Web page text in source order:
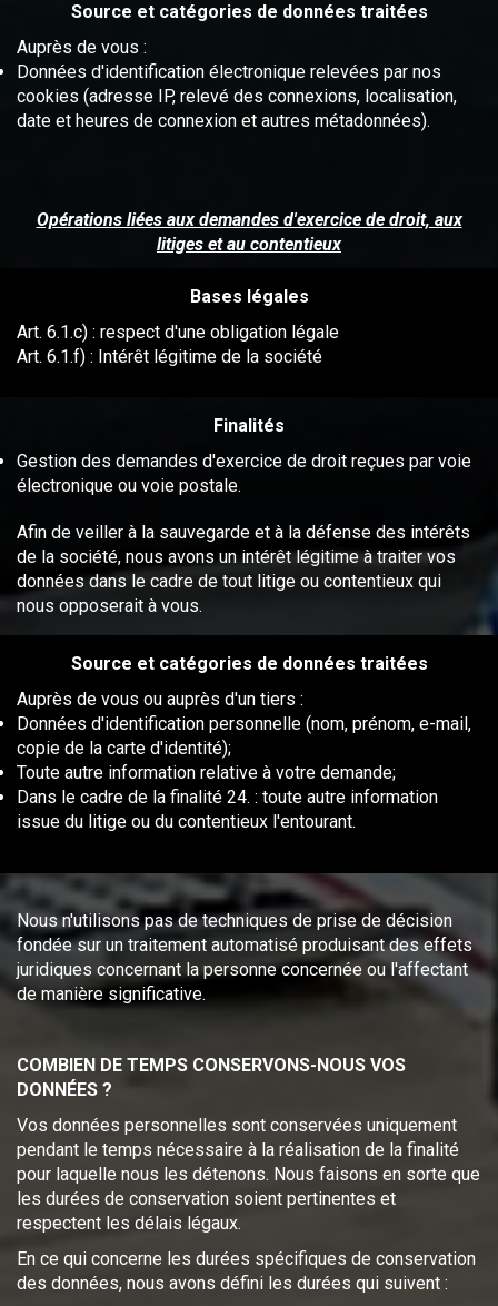
Source et catégories de données traitées
Auprès de vous :
Données d'identification électronique relevées par nos
cookies (adresse IP, relevé des connexions, localisation,
date et heures de connexion et autres métadonnées).
Opérations liées aux demandes d'exercice de droit, aux
litiges et au contentieux
Bases légales
Art. 6.1.c) : respect d'une obligation légale
Art. 6.1.f) : Intérêt légitime de la société
Finalités
Gestion des demandes d'exercice de droit reçues par voie
électronique ou voie postale.
Afin de veiller à la sauvegarde et à la défense des intérêts
de la société, nous avons un intérêt légitime à traiter vos
données dans le cadre de tout litige ou contentieux qui
nous opposerait à vous.
Source et catégories de données traitées
Auprès de vous ou auprès d'un tiers :
Données d'identification personnelle (nom, prénom, e-mail,
copie de la carte d'identité);
Toute autre information relative à votre demande;
Dans le cadre de la finalité 24. : toute autre information
issue du litige ou du contentieux l'entourant.
Nous n'utilisons pas de techniques de prise de décision
fondée sur un traitement automatisé produisant des effets
juridiques concernant la personne concernée ou l'affectant
de manière significative.
COMBIEN DE TEMPS CONSERVONS-NOUS VOS
DONNÉES ?
Vos données personnelles sont conservées uniquement
pendant le temps nécessaire à la réalisation de la finalité
pour laquelle nous les détenons. Nous faisons en sorte que
les durées de conservation soient pertinentes et
respectent les délais légaux.
En ce qui concerne les durées spécifiques de conservation
des données, nous avons défini les durées qui suivent :